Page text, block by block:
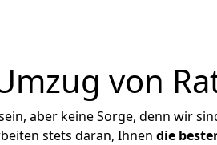
von
aber keine Sorge, denn wir
stets daran, Ihnen die